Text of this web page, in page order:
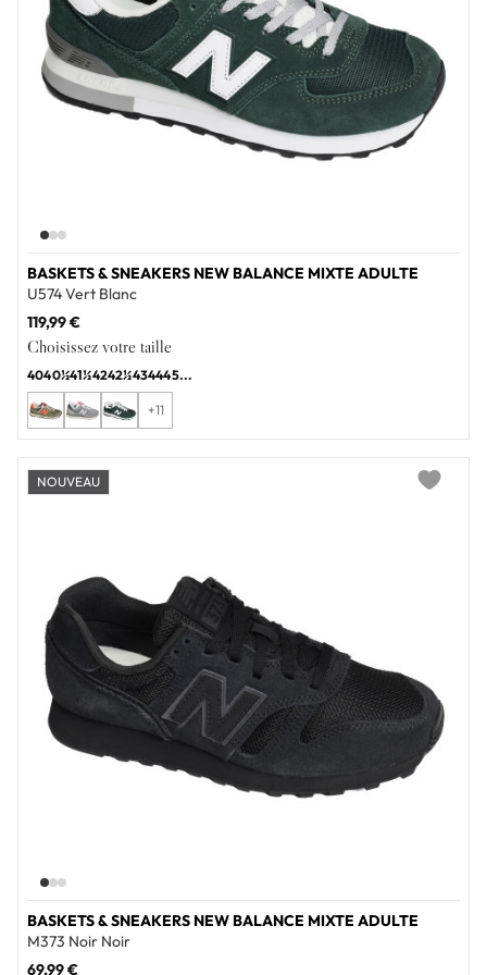
BASKETS & SNEAKERS NEW BALANCE MIXTE ADULTE
U574 Vert Blanc
119,99 €
Choisissez votre taille
4040½41½4242½434445...
+11
BASKETS & SNEAKERS NEW BALANCE MIXTE ADULTE
M373 Noir Noir
69,99 €
NOUVEAU